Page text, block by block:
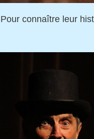
Pour connaître leur